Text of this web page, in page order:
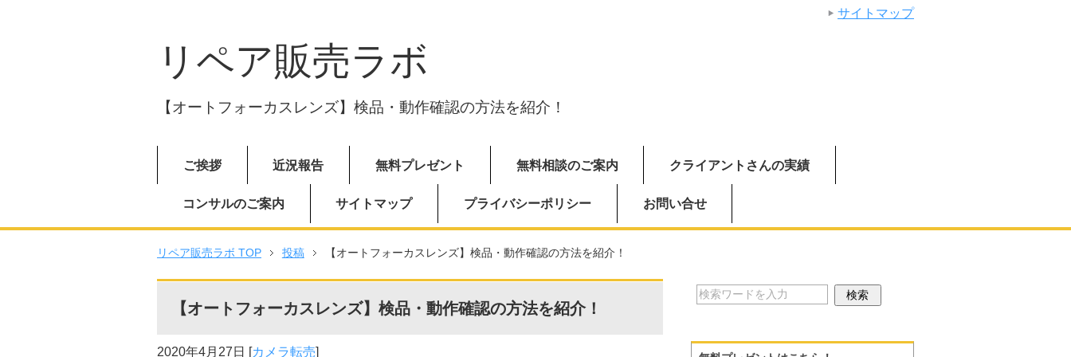
リペア販売ラボ
【オートフォーカスレンズ】検品・動作確認の方法を紹介！
ご挨拶 近況報告 無料プレゼント 無料相談のご案内 クライアントさんの実績
コンサルのご案内 サイトマップ プライバシーポリシー お問い合せ
リペア販売ラボ TOP 投稿 【オートフォーカスレンズ】検品・動作確認の方法を紹介！
【オートフォーカスレンズ】検品・動作確認の方法を紹介！
2020年4月27日 [カメラ転売]
サイトマップ